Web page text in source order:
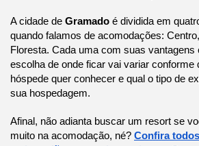
A cidade de Gramado é dividida em
quando falamos de acomodações:
Floresta. Cada uma com suas vantagens
escolha de onde ficar vai variar conforme
hóspede quer conhecer e qual o tipo de
sua hospedagem.
Afinal, não adianta buscar um resort se
muito na acomodação, né? Confira